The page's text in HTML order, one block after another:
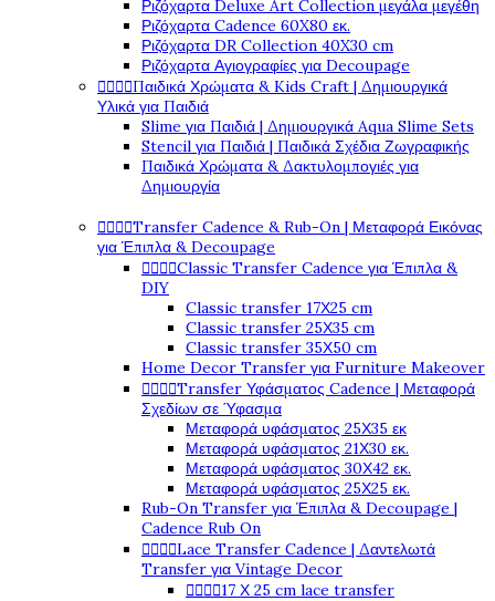
Ριζόχαρτα Deluxe Art Collection μεγάλα μεγέθη
Ριζόχαρτα Cadence 60X80 εκ.
Ριζόχαρτα DR Collection 40X30 cm
Ριζόχαρτα Αγιογραφίες για Decoupage
   Παιδικά Χρώματα & Kids Craft | Δημιουργικά
Υλικά για Παιδιά
Slime για Παιδιά | Δημιουργικά Aqua Slime Sets
Stencil για Παιδιά | Παιδικά Σχέδια Ζωγραφικής
Παιδικά Χρώματα & Δακτυλομπογιές για
Δημιουργία
   Transfer Cadence & Rub-On | Μεταφορά Εικόνας
για Έπιπλα & Decoupage
   Classic Transfer Cadence για Έπιπλα &
DIY
Classic transfer 17Χ25 cm
Classic transfer 25Χ35 cm
Classic transfer 35Χ50 cm
Home Decor Transfer για Furniture Makeover
   Transfer Υφάσματος Cadence | Μεταφορά
Σχεδίων σε Ύφασμα
Μεταφορά υφάσματος 25Χ35 εκ
Μεταφορά υφάσματος 21Χ30 εκ.
Μεταφορά υφάσματος 30Χ42 εκ.
Μεταφορά υφάσματος 25Χ25 εκ.
Rub-On Transfer για Έπιπλα & Decoupage |
Cadence Rub On
   Lace Transfer Cadence | Δαντελωτά
Transfer για Vintage Decor
   17 Χ 25 cm lace transfer